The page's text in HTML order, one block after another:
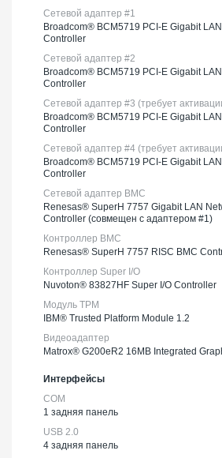
Сетевой адаптер #1
Broadcom® BCM5719 PCI-E Gigabit
Controller
Сетевой адаптер #2
Broadcom® BCM5719 PCI-E Gigabit
Controller
Сетевой адаптер #3 (требует
Broadcom® BCM5719 PCI-E Gigabit
Controller
Сетевой адаптер #4 (требует
Broadcom® BCM5719 PCI-E Gigabit
Controller
Сетевой адаптер BMC
Renesas® SuperH 7757 Gigabit LAN
Controller (совмещен с адаптером #1)
Контроллер BMC
Renesas® SuperH 7757 RISC BMC
Контроллер Super I/O
Nuvoton® 83827HF Super I/O Controller
Модуль TPM
IBM® Trusted Platform Module 1.2
Видеоадаптер
Matrox® G200eR2 16MB Integrated
Интерфейсы
COM
1 задняя панель
USB 2.0
4 задняя панель